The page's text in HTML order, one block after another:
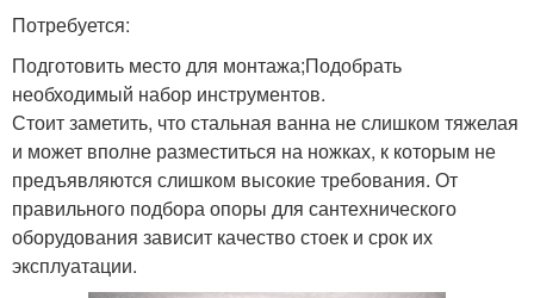
Потребуется:
Подготовить место для монтажа;Подобрать
необходимый набор инструментов.
Стоит заметить, что стальная ванна не слишком тяжелая
и может вполне разместиться на ножках, к которым не
предъявляются слишком высокие требования. От
правильного подбора опоры для сантехнического
оборудования зависит качество стоек и срок их
эксплуатации.